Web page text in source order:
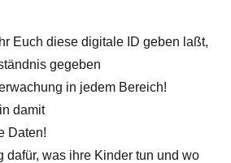
Euch diese digitale ID geben laßt,
gegeben
in jedem Bereich!
damit
Daten!
dafür, was ihre Kinder tun und wo